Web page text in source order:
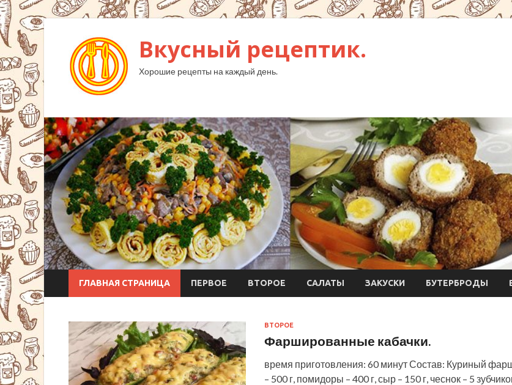
Вкусный рецептик.
Хорошие рецепты на каждый день.
ГЛАВНАЯ СТРАНИЦА ПЕРВОЕ ВТОРОЕ САЛАТЫ ЗАКУСКИ БУТЕРБРОДЫ
ВТОРОЕ
Фаршированные кабачки.
время приготовления: 60 минут Состав: Куриный
– 500 г, помидоры – 400 г, сыр – 150 г, чеснок – 5